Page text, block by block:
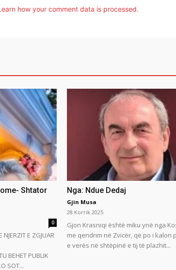
how your comment data is processed.
Shtator
0
NJERZIT E ZGJUAR
BEHET PUBLIK
SOT...
Nga: Ndue Dedaj
Gjin Musa
28 Korrik 2025
Gjon Krasniqi është miku ynë nga
me qendrim në Zvicër, që po i kalon
e verës në shtëpinë e tij të plazhit...